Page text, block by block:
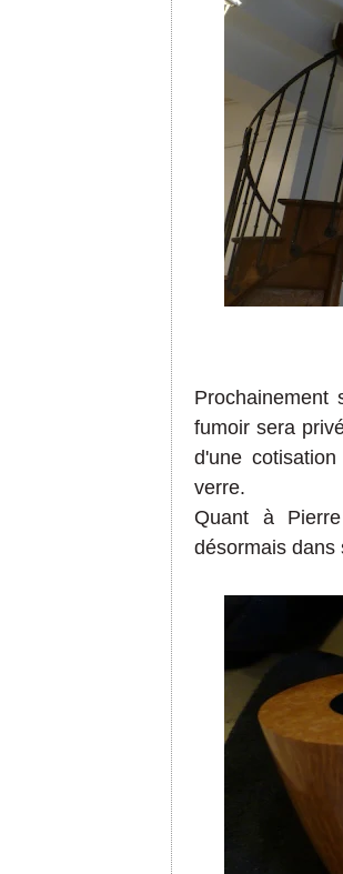
Prochainement
fumoir sera
d'une
verre.
Quant à Pi
désormais dans